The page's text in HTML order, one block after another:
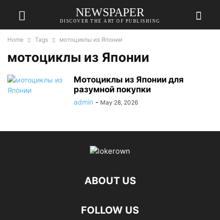
NEWSPAPER
DISCOVER THE ART OF PUBLISHING
Home Tags мотоциклы из Японии
мотоциклы из Японии
Мотоциклы из Японии для
разумной покупки
admin - May 28, 2026
ABOUT US
FOLLOW US